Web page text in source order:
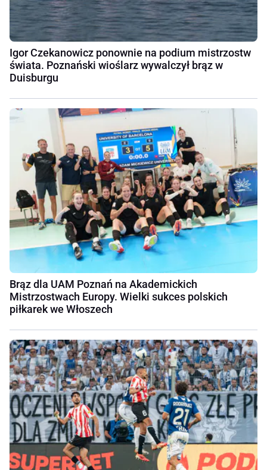
Igor Czekanowicz ponownie na podium mistrzostw
świata. Poznański wioślarz wywalczył brąz w
Duisburgu
Brąz dla UAM Poznań na Akademickich
Mistrzostwach Europy. Wielki sukces polskich
piłkarek we Włoszech